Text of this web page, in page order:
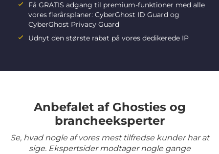
Få GRATIS adgang til premium-funktioner med alle
vores flerårsplaner: CyberGhost ID Guard og
CyberGhost Privacy Guard
Udnyt den største rabat på vores dedikerede IP
Anbefalet af Ghosties og
brancheeksperter
Se, hvad nogle af vores mest tilfredse kunder har at
sige. Ekspertsider modtager nogle gange